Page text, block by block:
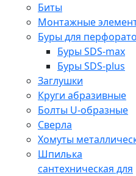
Биты
Монтажные
Буры для
Буры SDS-max
Буры SDS-plus
Заглушки
Круги абразивные
Болты U-образные
Сверла
Хомуты
Шпилька
сантехническая для